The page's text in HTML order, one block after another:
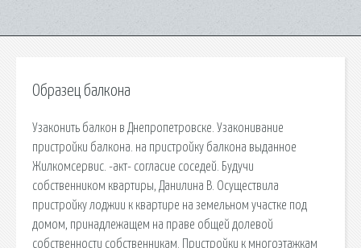
Образец балкона
Узаконить балкон в Днепропетровске. Узаконивание
пристройки балкона. на пристройку балкона выданное
Жилкомсервис. -акт- согласие соседей. Будучи
собственником квартиры, Данилина В. Осуществила
пристройку лоджии к квартире на земельном участке под
домом, принадлежащем на праве общей долевой
собственности собственникам. Пристройки к многоэтажкам